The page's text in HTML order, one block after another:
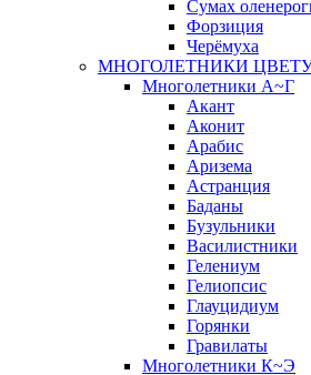
Сумах
Форзиция
Черёмуха
МНОГОЛЕТНИКИ
Многолетники А~Г
Акант
Аконит
Арабис
Аризема
Астранция
Баданы
Бузульники
Василистники
Гелениум
Гелиопсис
Глауцидиум
Горянки
Гравилаты
Многолетники К~Э